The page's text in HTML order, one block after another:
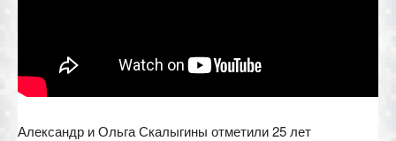
Александр и Ольга Скалыгины отметили 25 лет